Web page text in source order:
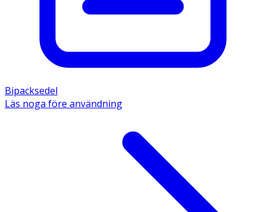
Bipacksedel
Läs noga före användning